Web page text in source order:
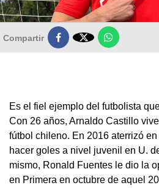
Compartir 
Es el fiel ejemplo del futbolista
Con 26 años, Arnaldo Castillo
fútbol chileno. En 2016 aterrizó
hacer goles a nivel juvenil en U.
mismo, Ronald Fuentes le dio la
en Primera en octubre de aquel